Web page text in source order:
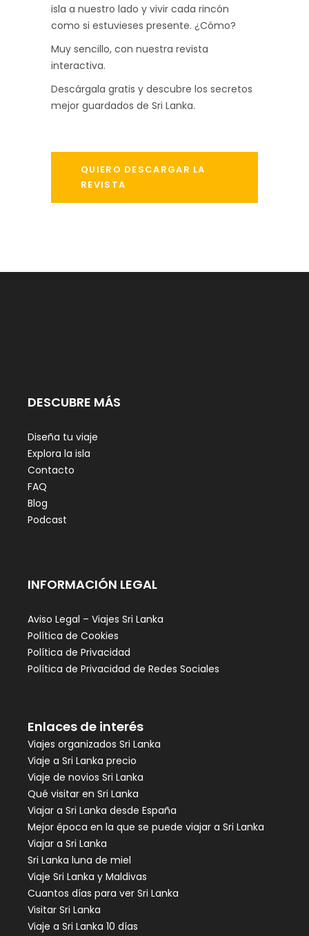
isla a nuestro lado y vivir cada rincón
como si estuvieses presente. ¿Cómo?
Muy sencillo, con nuestra revista
interactiva.
Descárgala gratis y descubre los secretos
mejor guardados de Sri Lanka.
QUIERO DESCARGAR LA
REVISTA
DESCUBRE MÁS
Diseña tu viaje
Explora la isla
Contacto
FAQ
Blog
Podcast
INFORMACIÓN LEGAL
Aviso Legal – Viajes Sri Lanka
Política de Cookies
Política de Privacidad
Política de Privacidad de Redes Sociales
Enlaces de interés
Viajes organizados Sri Lanka
Viaje a Sri Lanka precio
Viaje de novios Sri Lanka
Qué visitar en Sri Lanka
Viajar a Sri Lanka desde España
Mejor época en la que se puede viajar a Sri Lanka
Viajar a Sri Lanka
Sri Lanka luna de miel
Viaje Sri Lanka y Maldivas
Cuantos días para ver Sri Lanka
Visitar Sri Lanka
Viaje a Sri Lanka 10 días